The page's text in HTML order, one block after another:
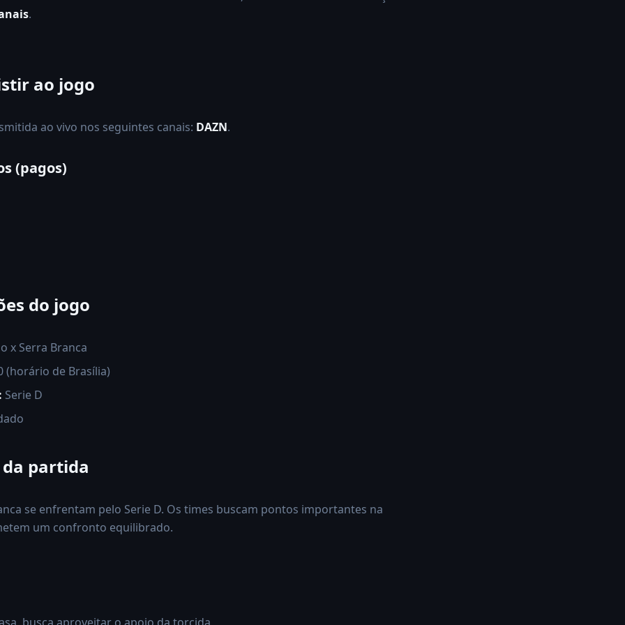
.
ao jogo
ao vivo nos seguintes canais: DAZN.
(pagos)
do jogo
x Serra Branca
(horário de Brasília)
Serie D
partida
se enfrentam pelo Serie D. Os times buscam pontos importantes na
um confronto equilibrado.